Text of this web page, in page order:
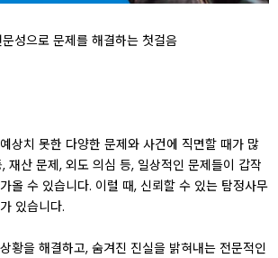
성으로 문제를 해결하는 첫걸음
상치 못한 다양한 문제와 사건에 직면할 때가 많
재산 문제, 외도 의심 등, 일상적인 문제들이 갑작
올 수 있습니다. 이럴 때, 신뢰할 수 있는 탐정사무
있습니다.
황을 해결하고, 숨겨진 진실을 밝혀내는 전문적인